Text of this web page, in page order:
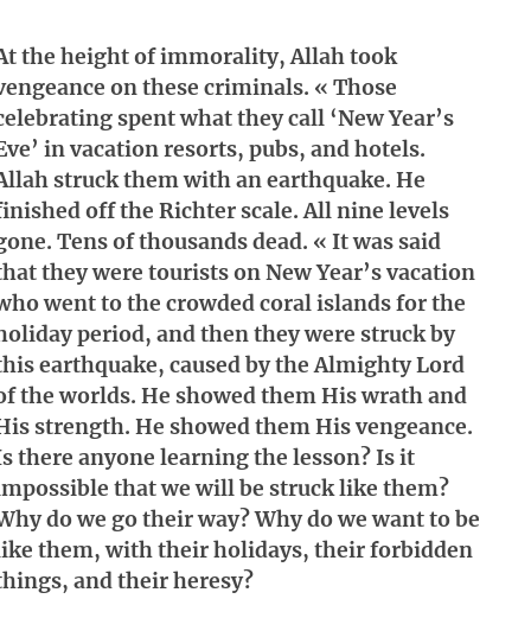
the height of immorality, Allah took
on these criminals. « Those
spent what they call ‘New Year’s
in vacation resorts, pubs, and hotels.
struck them with an earthquake. He
off the Richter scale. All nine levels
Tens of thousands dead. « It was said
they were tourists on New Year’s vacation
went to the crowded coral islands for the
period, and then they were struck by
earthquake, caused by the Almighty Lord
the worlds. He showed them His wrath and
strength. He showed them His vengeance.
there anyone learning the lesson? Is it
that we will be struck like them?
do we go their way? Why do we want to be
them, with their holidays, their forbidden
and their heresy?